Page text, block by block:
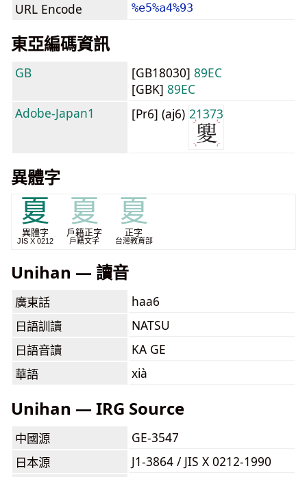
URL Encode %e5%a4%93
東亞編碼資訊
GB [GB18030] 89EC
[GBK] 89EC
Adobe-Japan1
[Pr6] (aj6) 21373
異體字
夏
異體字
JIS X 0212
夏
戶籍正字
戶籍文字
夏
正字
台灣教育部
Unihan — 讀音
廣東話
haa6
日語訓讀
NATSU
日語音讀
KA GE
華語
xià
Unihan — IRG Source
中國源
GE-3547
日本源
J1-3864 / JIS X 0212-1990